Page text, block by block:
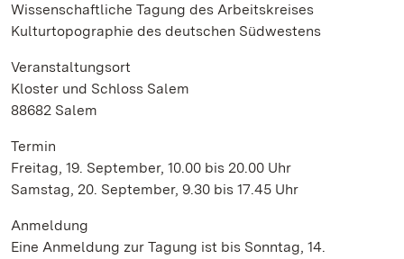
Wissenschaftliche Tagung des Arbeitskreises
Kulturtopographie des deutschen Südwestens
Veranstaltungsort
Kloster und Schloss Salem
88682 Salem
Termin
Freitag, 19. September, 10.00 bis 20.00 Uhr
Samstag, 20. September, 9.30 bis 17.45 Uhr
Anmeldung
Eine Anmeldung zur Tagung ist bis Sonntag, 14.